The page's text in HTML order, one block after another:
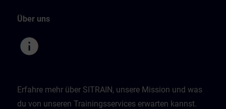
Über uns
Erfahre mehr über SITRAIN, unsere Mission und was
du von unseren Trainingsservices erwarten kannst.